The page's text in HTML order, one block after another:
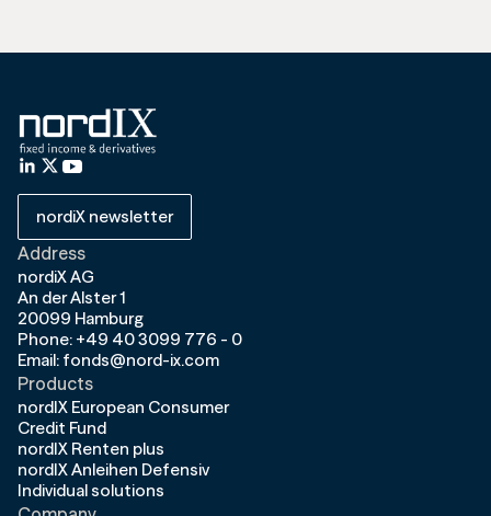
nordiX newsletter
Address
nordiX AG
An der Alster 1
20099 Hamburg
Phone: +49 40 3099 776 - 0
Email: fonds@nord-ix.com
Products
nordIX European Consumer
Credit Fund
nordIX Renten plus
nordIX Anleihen Defensiv
Individual solutions